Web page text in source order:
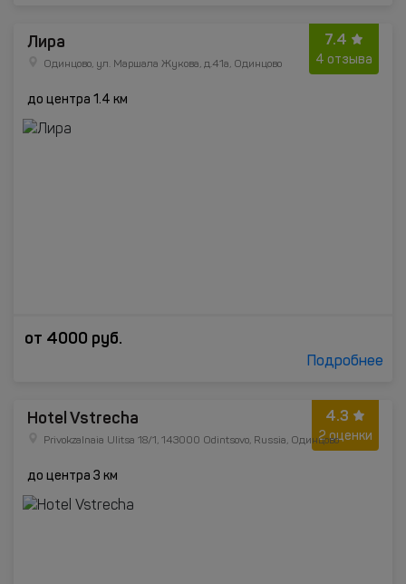
7.4
4 отзыва
Лира
Одинцово, ул. Маршала Жукова, д.41а, Одинцово
до центра 1.4 км
от 4000 руб.
Подробнее
4.3
2 оценки
Hotel Vstrecha
Privokzalnaia Ulitsa 18/1, 143000 Odintsovo, Russia, Одинцово
до центра 3 км